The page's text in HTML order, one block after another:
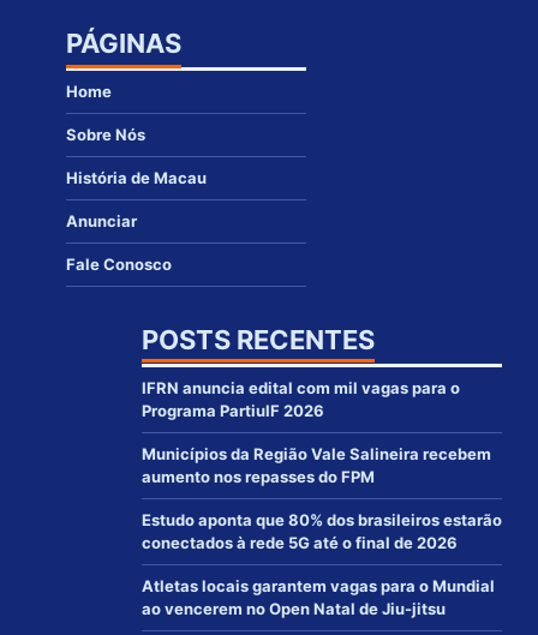
PÁGINAS
Home
Sobre Nós
História de Macau
Anunciar
Fale Conosco
POSTS RECENTES
IFRN anuncia edital com mil vagas para o
Programa PartiuIF 2026
Municípios da Região Vale Salineira recebem
aumento nos repasses do FPM
Estudo aponta que 80% dos brasileiros estarão
conectados à rede 5G até o final de 2026
Atletas locais garantem vagas para o Mundial
ao vencerem no Open Natal de Jiu-jitsu